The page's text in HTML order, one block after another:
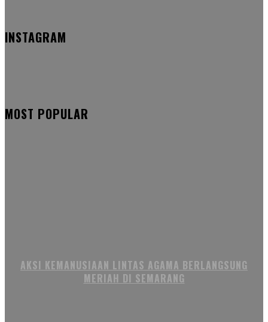
INSTAGRAM
MOST POPULAR
AKSI KEMANUSIAAN LINTAS AGAMA BERLANGSUNG
MERIAH DI SEMARANG